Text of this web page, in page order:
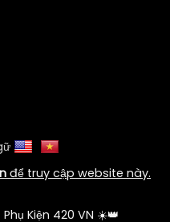
để truy cập website này.
Kiện 420 VN ☀️👑